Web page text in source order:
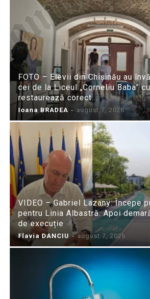
FOTO – Elevii din Chișinău au
cei de la Liceul „Corneliu Baba”
restaurează corect...
Ioana BRADEA - august 7, 2026
VIDEO – Gabriel Lazany: Începe
pentru Linia Albastră. Apoi
de execuție
Flavia DANCIU - august 7, 2026